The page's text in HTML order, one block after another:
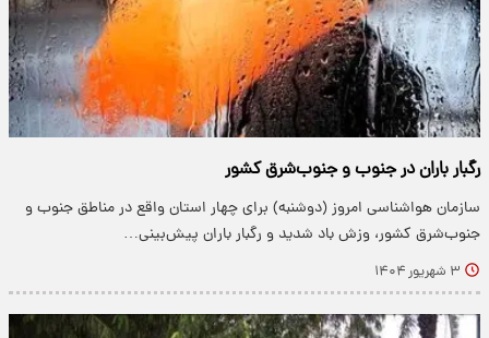
رگبار باران در جنوب و جنوب‌شرق کشور
سازمان هواشناسی امروز (دوشنبه) برای چهار استان واقع در مناطق جنوب و
جنوب‌شرق کشور، وزش باد شدید و رگبار باران پیش‌بینی…
۳ شهریور ۱۴۰۴